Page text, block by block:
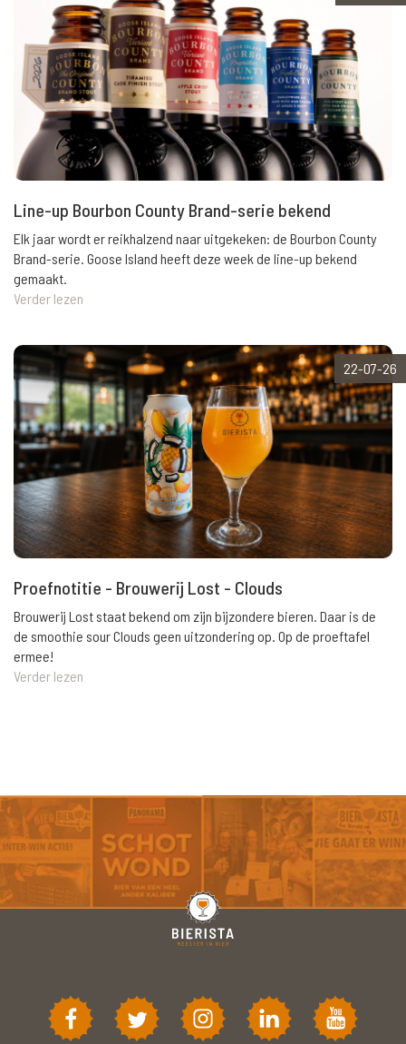
Line-up Bourbon County Brand-serie bekend
Elk jaar wordt er reikhalzend naar uitgekeken: de Bourbon County
Brand-serie. Goose Island heeft deze week de line-up bekend
gemaakt.
Verder lezen
22-07-26
Proefnotitie - Brouwerij Lost - Clouds
Brouwerij Lost staat bekend om zijn bijzondere bieren. Daar is de
de smoothie sour Clouds geen uitzondering op. Op de proeftafel
ermee!
Verder lezen